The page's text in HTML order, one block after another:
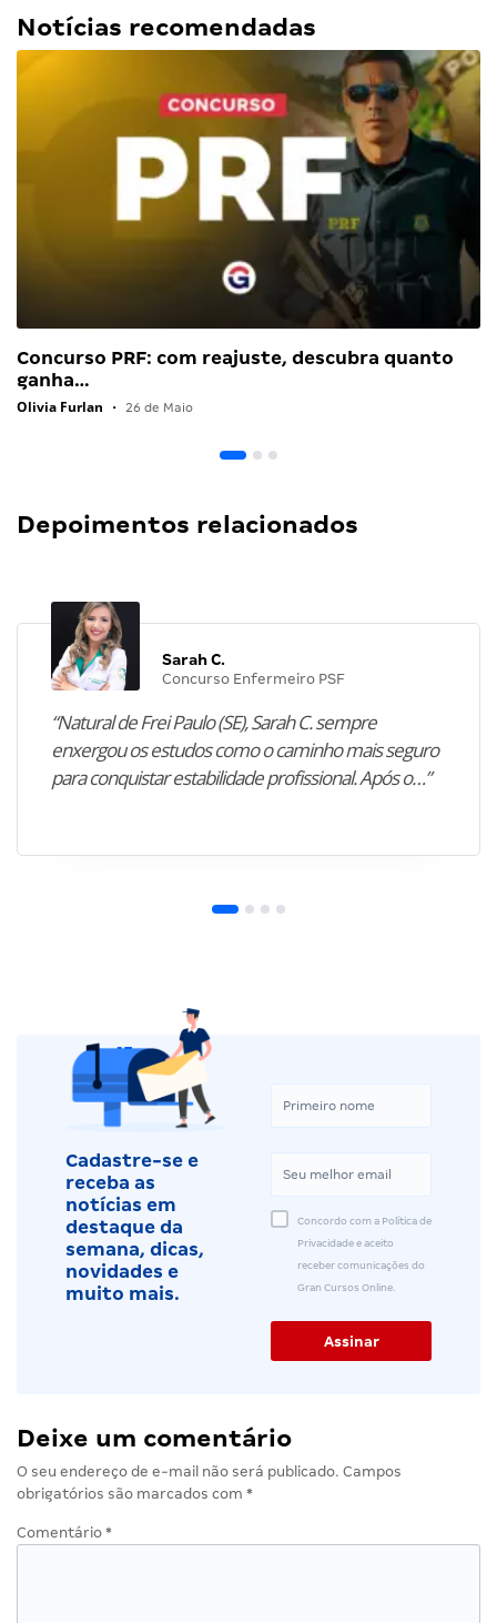
Notícias recomendadas
Concurso PRF: com reajuste, descubra quanto
ganha…
Olivia Furlan • 26 de Maio
Depoimentos relacionados
Sarah C.
Concurso Enfermeiro PSF
“Natural de Frei Paulo (SE), Sarah C. sempre
enxergou os estudos como o caminho mais seguro
para conquistar estabilidade profissional. Após o…”
Cadastre-se e
receba as
notícias em
destaque da
semana, dicas,
novidades e
muito mais.
Concordo com a Política de
Privacidade e aceito
receber comunicações do
Gran Cursos Online.
Deixe um comentário
O seu endereço de e-mail não será publicado. Campos
obrigatórios são marcados com *
Comentário *